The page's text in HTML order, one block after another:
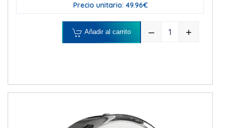
Precio unitario: 49.96€
– +
Añadir al carrito